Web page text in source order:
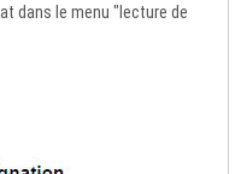
dans le menu "lecture de